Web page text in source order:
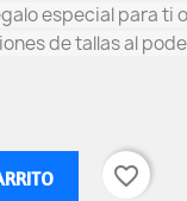
especial para ti
de tallas al
favorite_border